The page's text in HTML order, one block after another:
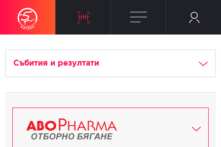
Събития и резултати